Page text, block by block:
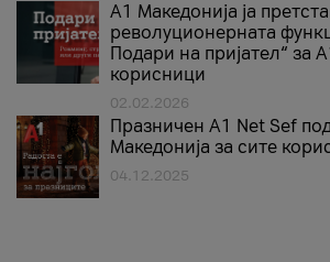
А1 Македонија ја
револуционерната
Подари на пријател“ за
корисници
02.02.2026
Празничен A1 Net Sеf
Македонија за сите
04.12.2025